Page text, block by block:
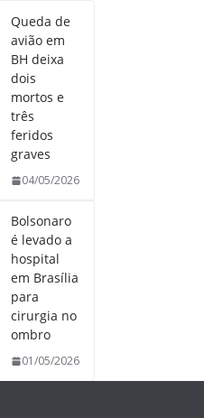
Queda de
avião em
BH deixa
dois
mortos e
três
feridos
graves
04/05/2026
Bolsonaro
é levado a
hospital
em Brasília
para
cirurgia no
ombro
01/05/2026